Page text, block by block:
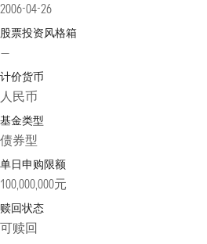
2006-04-26
股票投资风格箱
—
计价货币
人民币
基金类型
债券型
单日申购限额
100,000,000元
赎回状态
可赎回